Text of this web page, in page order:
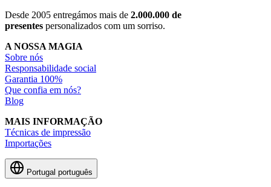
Desde 2005 entregámos mais de 2.000.000 de
presentes personalizados com um sorriso.
A NOSSA MAGIA
Sobre nós
Responsabilidade social
Garantia 100%
Que confia em nós?
Blog
MAIS INFORMAÇÃO
Técnicas de impressão
Importações
Portugal português